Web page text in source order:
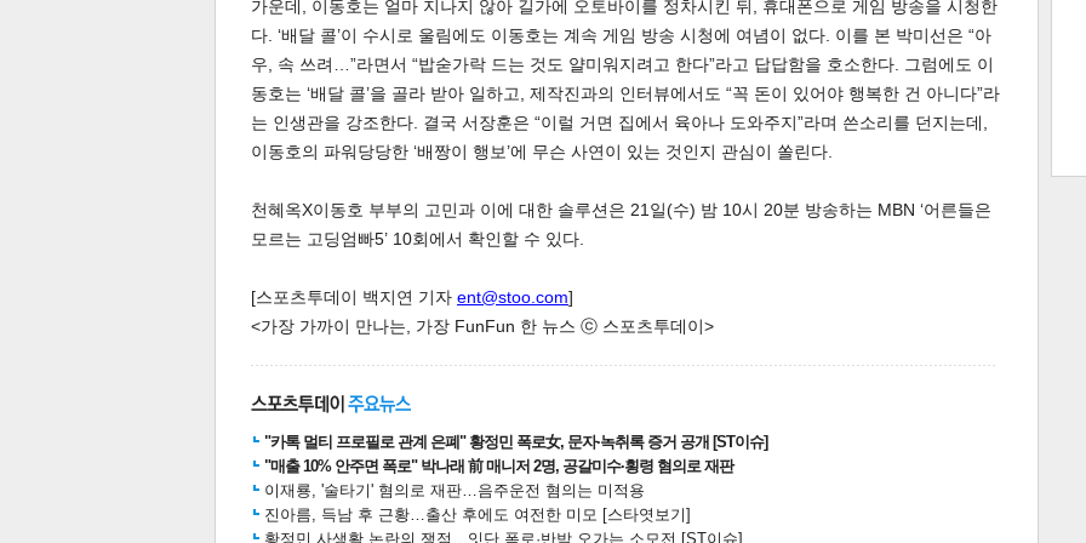
스북 터 공 공유 버블
달기 트 크 트 축 사 하기 보기
가운데, 이동호는 얼마 지나지 않아 길가에 오토바이를 정차시킨 뒤, 휴대폰으로 게임 방송을 시청한
다. ‘배달 콜’이 수시로 울림에도 이동호는 계속 게임 방송 시청에 여념이 없다. 이를 본 박미선은 “아
우, 속 쓰려…”라면서 “밥숟가락 드는 것도 얄미워지려고 한다”라고 답답함을 호소한다. 그럼에도 이
동호는 ‘배달 콜’을 골라 받아 일하고, 제작진과의 인터뷰에서도 “꼭 돈이 있어야 행복한 건 아니다”라
는 인생관을 강조한다. 결국 서장훈은 “이럴 거면 집에서 육아나 도와주지”라며 쓴소리를 던지는데,
이동호의 파워당당한 ‘배짱이 행보’에 무슨 사연이 있는 것인지 관심이 쏠린다.
천혜옥X이동호 부부의 고민과 이에 대한 솔루션은 21일(수) 밤 10시 20분 방송하는 MBN ‘어른들은
모르는 고딩엄빠5’ 10회에서 확인할 수 있다.
[스포츠투데이 백지연 기자 ent@stoo.com]
<가장 가까이 만나는, 가장 FunFun 한 뉴스 ⓒ 스포츠투데이>
"카톡 멀티 프로필로 관계 은폐" 황정민 폭로女, 문자·녹취록 증거 공개 [ST이슈]
"매출 10% 안주면 폭로" 박나래 前 매니저 2명, 공갈미수·횡령 혐의로 재판
이재룡, '술타기' 혐의로 재판…음주운전 혐의는 미적용
진아름, 득남 후 근황…출산 후에도 여전한 미모 [스타엿보기]
황정민 사생활 논란의 쟁점…잇단 폭로·반박 오가는 소모전 [ST이슈]